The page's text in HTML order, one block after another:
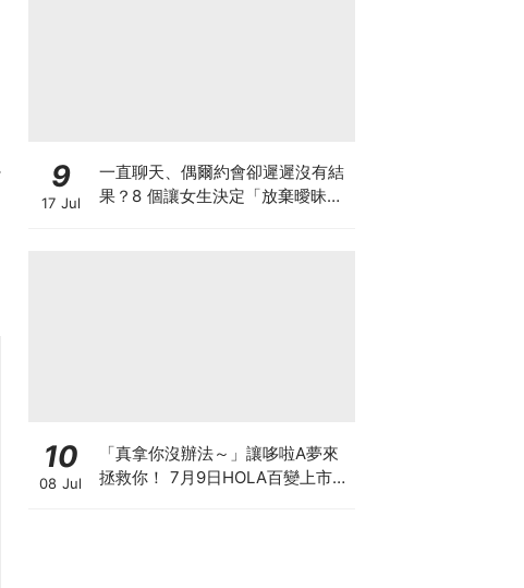
9
17 Jul
一直聊天、偶爾約會卻遲遲沒有結
果？8 個讓女生決定「放棄曖昧」
10
08 Jul
「真拿你沒辦法～」讓哆啦A夢來
拯救你！ 7月9日HOLA百變上市